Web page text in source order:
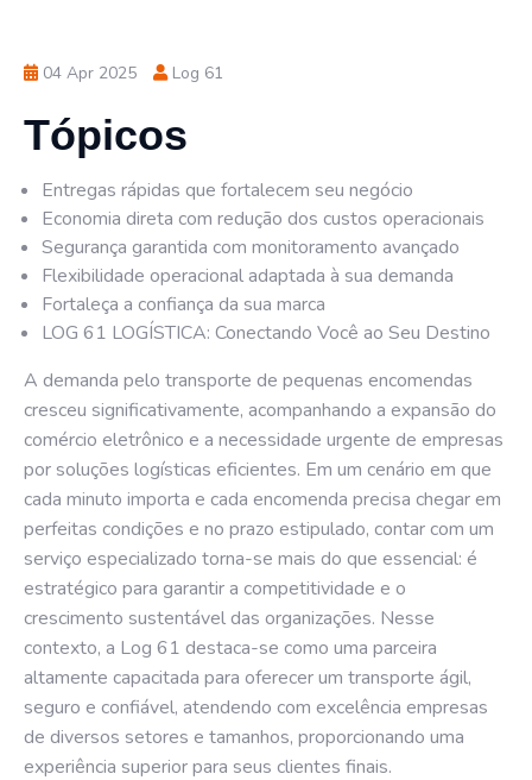
04 Apr 2025 Log 61
Tópicos
Entregas rápidas que fortalecem seu negócio
Economia direta com redução dos custos operacionais
Segurança garantida com monitoramento avançado
Flexibilidade operacional adaptada à sua demanda
Fortaleça a confiança da sua marca
LOG 61 LOGÍSTICA: Conectando Você ao Seu Destino
A demanda pelo transporte de pequenas encomendas
cresceu significativamente, acompanhando a expansão do
comércio eletrônico e a necessidade urgente de empresas
por soluções logísticas eficientes. Em um cenário em que
cada minuto importa e cada encomenda precisa chegar em
perfeitas condições e no prazo estipulado, contar com um
serviço especializado torna-se mais do que essencial: é
estratégico para garantir a competitividade e o
crescimento sustentável das organizações. Nesse
contexto, a Log 61 destaca-se como uma parceira
altamente capacitada para oferecer um transporte ágil,
seguro e confiável, atendendo com excelência empresas
de diversos setores e tamanhos, proporcionando uma
experiência superior para seus clientes finais.